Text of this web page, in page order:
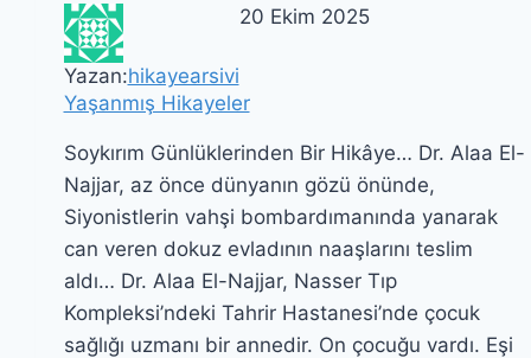
Yazan:hikayearsivi
20 Ekim 2025
Yaşanmış Hikayeler
Soykırım Günlüklerinden Bir Hikâye… Dr. Alaa El-
Najjar, az önce dünyanın gözü önünde,
Siyonistlerin vahşi bombardımanında yanarak
can veren dokuz evladının naaşlarını teslim
aldı… Dr. Alaa El-Najjar, Nasser Tıp
Kompleksi’ndeki Tahrir Hastanesi’nde çocuk
sağlığı uzmanı bir annedir. On çocuğu vardı. Eşi